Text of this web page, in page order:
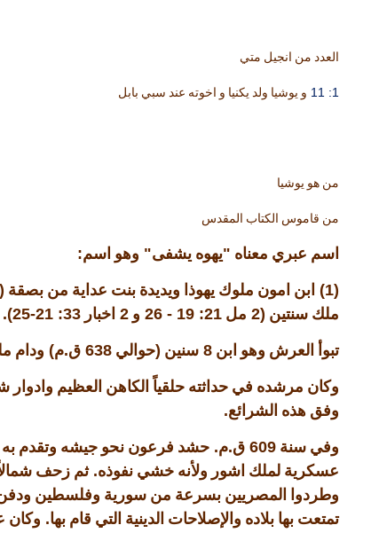
العدد من انجيل متي
1: 11 و يوشيا ولد يكنيا و اخوته عند سبي بابل
من هو يوشيا
من قاموس الكتاب المقدس
اسم عبري معناه "يهوه يشفى" وهو اسم:
(1) ابن امون ملوك يهوذا ويديدة بنت عداية من بصقة (2
ملك سنتين (2 مل 21: 19 - 26 و 2 اخبار 33: 21-25).
تبوأ العرش وهو ابن 8 سنين (حوالي 638 ق.م) ودام
وكان مرشده في حداثته حلقياً الكاهن العظيم
وفق هذه الشرائع.
وفي سنة 609 ق.م. حشد فرعون نحو جيشه وتقدم به
عسكرية لملك اشور ولأنه خشي نفوذه.ثم زحف
وطردوا المصريين بسرعة من سورية وفلسطين ودفن
تمتعت بها بلاده والإصلاحات الدينية التي قام بها. وكان